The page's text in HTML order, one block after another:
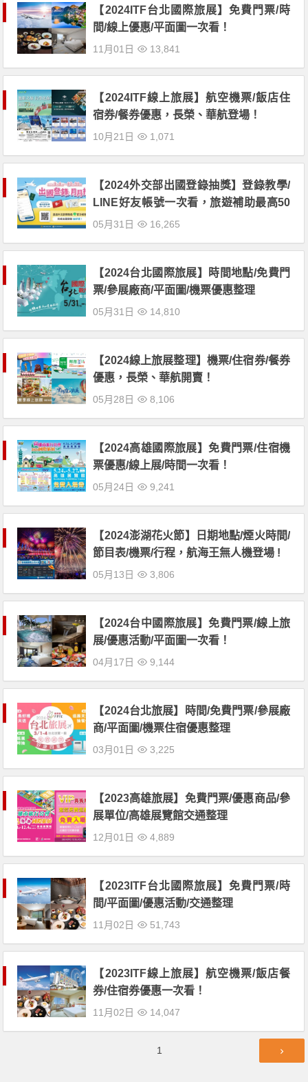
【2024ITF台北國際旅展】免費門票/時
間/線上優惠/平面圖一次看！
11月01日 13,841
【2024ITF線上旅展】航空機票/飯店住
宿券/餐券優惠，長榮、華航登場！
10月21日 1,071
【2024外交部出國登錄抽獎】登錄教學/
LINE好友帳號一次看，旅遊補助最高50
00元！
05月31日 16,265
【2024台北國際旅展】時間地點/免費門
票/參展廠商/平面圖/機票優惠整理
05月31日 14,810
【2024線上旅展整理】機票/住宿券/餐券
優惠，長榮、華航開賣！
05月28日 8,106
【2024高雄國際旅展】免費門票/住宿機
票優惠/線上展/時間一次看！
05月24日 9,241
【2024澎湖花火節】日期地點/煙火時間/
節目表/機票/行程，航海王無人機登場 !
05月13日 3,806
【2024台中國際旅展】免費門票/線上旅
展/優惠活動/平面圖一次看！
04月17日 9,144
【2024台北旅展】時間/免費門票/參展廠
商/平面圖/機票住宿優惠整理
03月01日 3,225
【2023高雄旅展】免費門票/優惠商品/參
展單位/高雄展覽館交通整理
12月01日 4,889
【2023ITF台北國際旅展】免費門票/時
間/平面圖/優惠活動/交通整理
11月02日 51,743
【2023ITF線上旅展】航空機票/飯店餐
券/住宿券優惠一次看！
11月02日 14,047
1